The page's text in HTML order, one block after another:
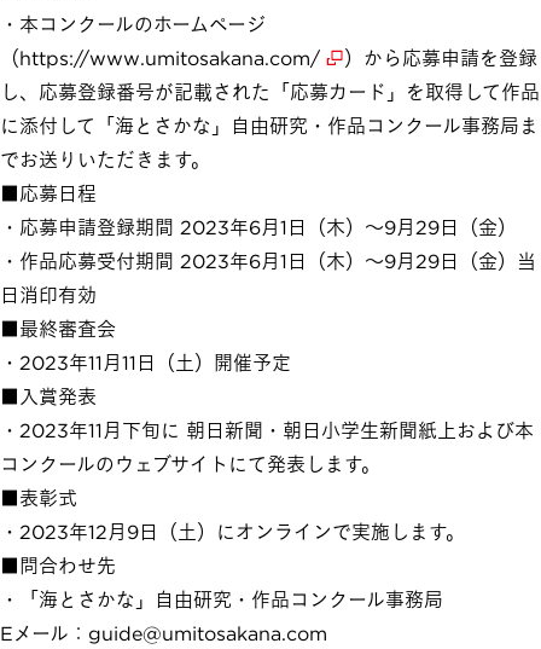
・本コンクールのホームページ
（https://www.umitosakana.com/
）から応募申請を登録
し、応募登録番号が記載された「応募カード」を取得して作品
に添付して「海とさかな」自由研究・作品コンクール事務局ま
でお送りいただきます。
■応募日程
・応募申請登録期間 2023年6月1日（木）～9月29日（金）
・作品応募受付期間 2023年6月1日（木）～9月29日（金）当
日消印有効
■最終審査会
・2023年11月11日（土）開催予定
■入賞発表
・2023年11月下旬に 朝日新聞・朝日小学生新聞紙上および本
コンクールのウェブサイトにて発表します。
■表彰式
・2023年12月9日（土）にオンラインで実施します。
■問合わせ先
・「海とさかな」自由研究・作品コンクール事務局
Eメール：guide@umitosakana.com